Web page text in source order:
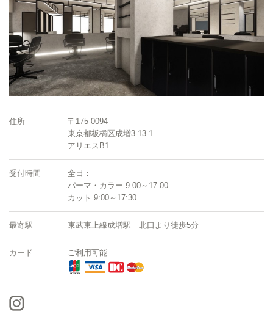
住所
〒175-0094
東京都板橋区成増3-13-1
アリエスB1
受付時間
全日：
パーマ・カラー 9:00～17:00
カット 9:00～17:30
最寄駅 東武東上線成増駅 北口より徒歩5分
カード ご利用可能